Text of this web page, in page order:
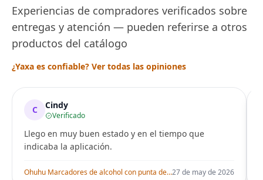
Experiencias de compradores verificados sobre
entregas y atención — pueden referirse a otros
productos del catálogo
¿Yaxa es confiable? Ver todas las opiniones
C Cindy
Verificado
Llego en muy buen estado y en el tiempo que
indicaba la aplicación.
Ohuhu Marcadores de alcohol con punta de pincel – Juego de marcadores artísticos de doble punta con certificación AP para artistas adultos27 de may de 2026